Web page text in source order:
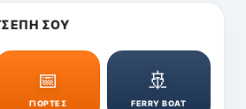
ΣΟΥ
📅
ΓΙΟΡΤΕΣ
🚢
FERRY BOAT